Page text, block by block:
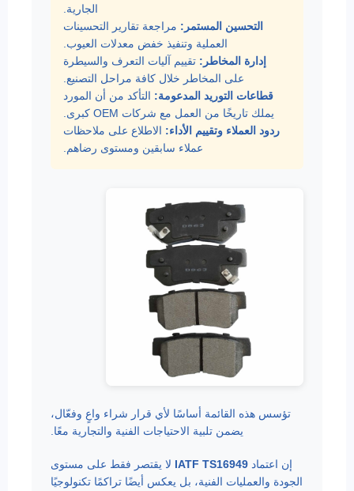
الجارية.
التحسين المستمر: مراجعة تقارير التحسينات
العملية وتنفيذ خفض معدلات العيوب.
إدارة المخاطر: تقييم آليات التعرف والسيطرة
على المخاطر خلال كافة مراحل التصنيع.
قطاعات التوريد المدعومة: التأكد من أن المورد
يملك تاريخًا من العمل مع شركات OEM كبرى.
ردود العملاء وتقييم الأداء: الاطلاع على ملاحظات
عملاء سابقين ومستوى رضاهم.
تؤسس هذه القائمة أساسًا لأي قرار شراء واعٍ وفعّال،
يضمن تلبية الاحتياجات الفنية والتجارية معًا.
إن اعتماد IATF TS16949 لا يقتصر فقط على مستوى
الجودة والعمليات الفنية، بل يعكس أيضًا تراكمًا تكنولوجيًا